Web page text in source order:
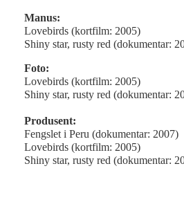
Manus:
Lovebirds (kortfilm: 2005)
Shiny star, rusty red (dokumentar:
Foto:
Lovebirds (kortfilm: 2005)
Shiny star, rusty red (dokumentar:
Produsent:
Fengslet i Peru (dokumentar: 2007)
Lovebirds (kortfilm: 2005)
Shiny star, rusty red (dokumentar: